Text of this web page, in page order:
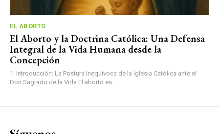
EL ABORTO
El Aborto y la Doctrina Católica: Una Defensa
Integral de la Vida Humana desde la
Concepción
1. Introducción: La Postura Inequívoca de la Iglesia Católica ante el
Don Sagrado de la Vida El aborto es...